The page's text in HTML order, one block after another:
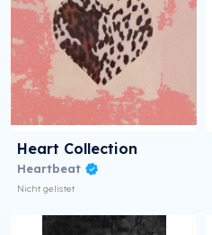
Heart Collection
Heartbeat
Nicht gelistet